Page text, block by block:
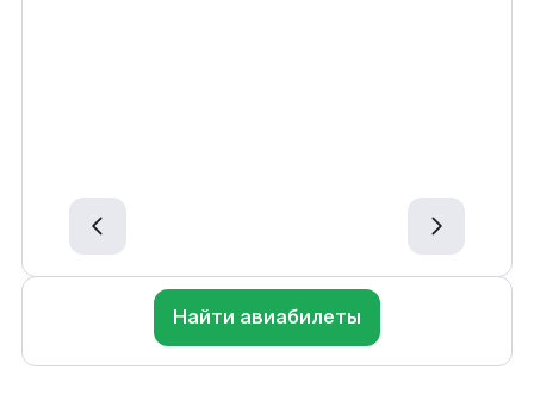
Найти авиабилеты